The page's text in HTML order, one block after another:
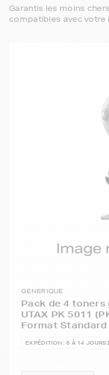
Garantis les moins
compatibles avec votre
GENERIQUE
Pack de 4 toners
UTAX PK 5011
Format Standard
EXPÉDITION : 6 À 14 JOURS